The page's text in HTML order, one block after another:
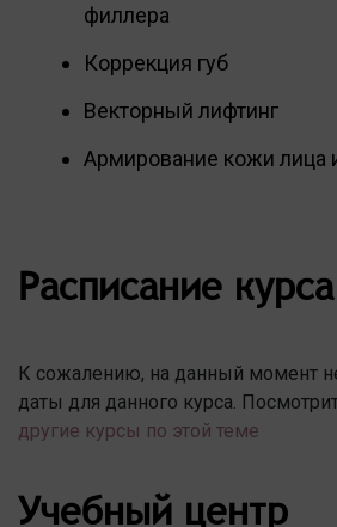
филлера
Коррекция губ
Векторный лифтинг
Армирование кожи лица
Расписание курса
К сожалению, на данный момент
даты для данного курса.
другие курсы по этой теме
Учебный центр